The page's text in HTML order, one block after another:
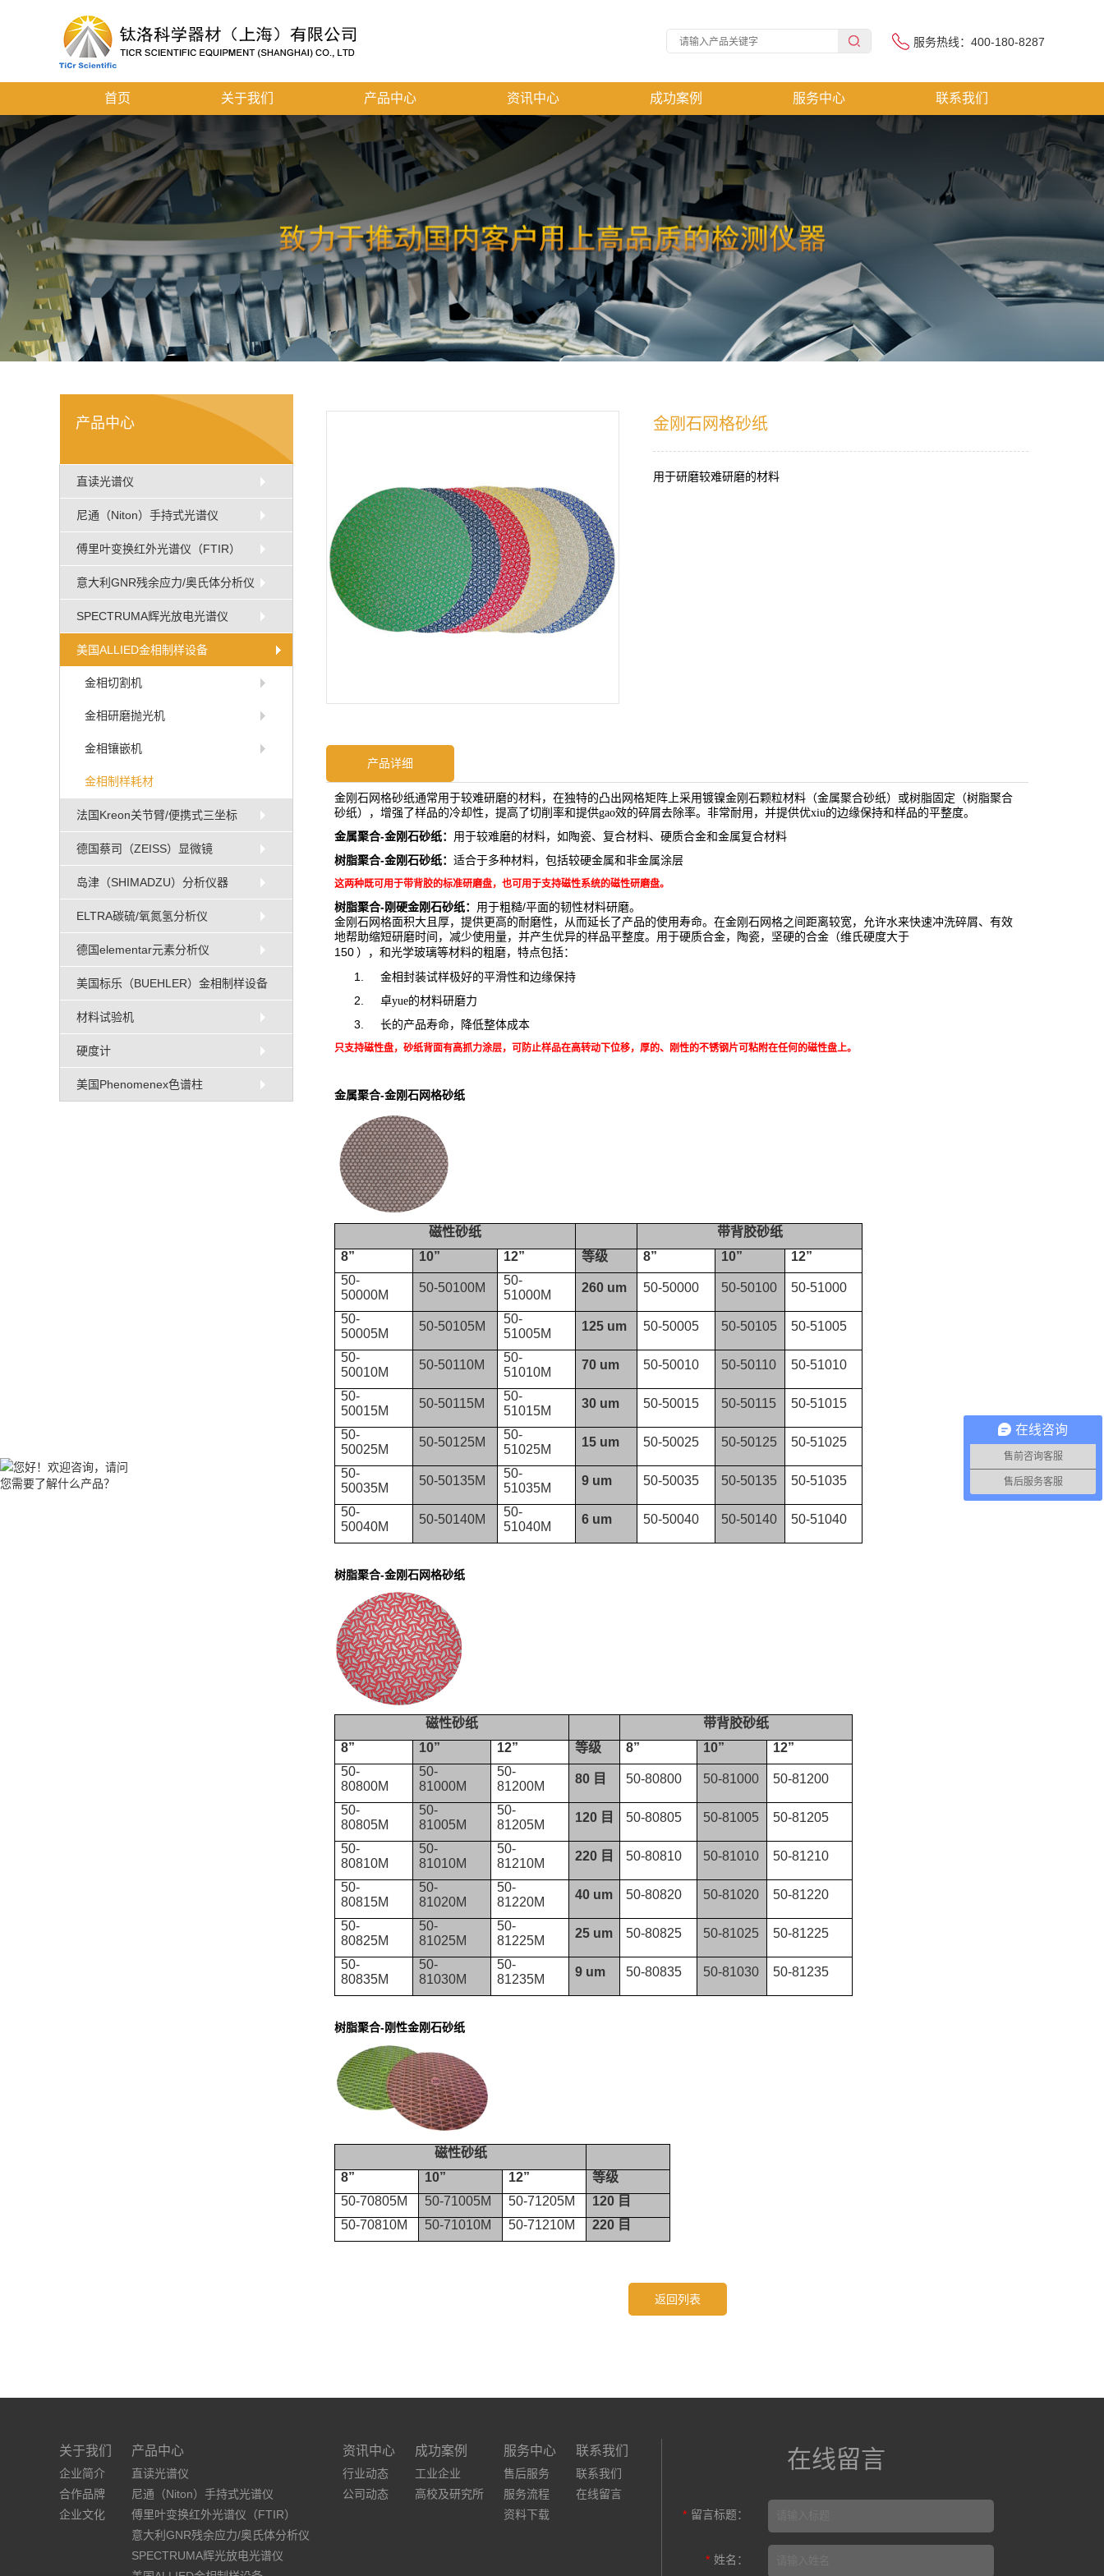
服务热线：400-180-8287
首页 关于我们 产品中心 资讯中心 成功案例 服务中心 联系我们
产品中心
直读光谱仪
尼通（Niton）手持式光谱仪
傅里叶变换红外光谱仪（FTIR）
意大利GNR残余应力/奥氏体分析仪
SPECTRUMA辉光放电光谱仪
美国ALLIED金相制样设备
金相切割机
金相研磨抛光机
金相镶嵌机
金相制样耗材
法国Kreon关节臂/便携式三坐标
德国蔡司（ZEISS）显微镜
岛津（SHIMADZU）分析仪器
ELTRA碳硫/氧氮氢分析仪
德国elementar元素分析仪
美国标乐（BUEHLER）金相制样设备
材料试验机
硬度计
美国Phenomenex色谱柱
金刚石网格砂纸
用于研磨较难研磨的材料
产品详细
金刚石网格砂纸通常用于较难研磨的材料，在独特的凸出网格矩阵上采用镀镍金刚石颗粒材料（金属聚合砂纸）或树脂固定（树脂聚合
砂纸），增强了样品的冷却性，提高了切削率和提供gao效的碎屑去除率。非常耐用，并提供优xiu的边缘保持和样品的平整度。
金属聚合-金刚石砂纸： 用于较难磨的材料，如陶瓷、复合材料、硬质合金和金属复合材料
树脂聚合-金刚石砂纸： 适合于多种材料，包括较硬金属和非金属涂层
这两种既可用于带背胶的标准研磨盘，也可用于支持磁性系统的磁性研磨盘。
树脂聚合-刚硬金刚石砂纸： 用于粗糙/平面的韧性材料研磨。
金刚石网格面积大且厚，提供更高的耐磨性，从而延长了产品的使用寿命。在金刚石网格之间距离较宽，允许水来快速冲洗碎屑、有效
地帮助缩短研磨时间，减少使用量，并产生优异的样品平整度。用于硬质合金，陶瓷，坚硬的合金（维氏硬度大于
150 ） ，和光学玻璃等材料的粗磨，特点包括：
1. 金相封装试样极好的平滑性和边缘保持
2. 卓yue的材料研磨力
3. 长的产品寿命， 降低整体成本
只支持磁性盘，砂纸背面有高抓力涂层，可防止样品在高转动下位移，厚的、刚性的不锈钢片可粘附在任何的磁性盘上。
金属聚合-金刚石网格砂纸
磁性砂纸
带背胶砂纸
8”
10” 12” 等级 8” 10”
12”
50-
50000M
50-50100M
50-
51000M
260 um 50-50000 50-50100 50-51000
50-
50005M
50-50105M
50-
51005M
125 um 50-50005 50-50105 50-51005
50-
50010M
50-50110M
50-
51010M
70 um 50-50010 50-50110 50-51010
50-
50015M
50-50115M
50-
51015M
30 um 50-50015 50-50115 50-51015
50-
50025M
50-50125M
50-
51025M
15 um 50-50025 50-50125 50-51025
50-
50035M
50-50135M
50-
51035M
9 um 50-50035 50-50135 50-51035
50-
50040M
50-50140M
50-
51040M
6 um 50-50040 50-50140 50-51040
树脂聚合-金刚石网格砂纸
磁性砂纸
带背胶砂纸
8”
10” 12” 等级 8” 10”
12”
50-
80800M
50-
81000M
50-
81200M
80 目 50-80800 50-81000 50-81200
50-
80805M
50-
81005M
50-
81205M
120 目 50-80805 50-81005 50-81205
50-
80810M
50-
81010M
50-
81210M
220 目 50-80810 50-81010 50-81210
50-
80815M
50-
81020M
50-
81220M
40 um 50-80820 50-81020 50-81220
50-
80825M
50-
81025M
50-
81225M
25 um 50-80825 50-81025 50-81225
50-
80835M
50-
81030M
50-
81235M
9 um 50-80835 50-81030 50-81235
树脂聚合-刚性金刚石砂纸
磁性砂纸
8”
10” 12”
等级
50-70805M
50-71005M 50-71205M 120 目
50-70810M
50-71010M 50-71210M 220 目
返回列表
关于我们
企业简介
合作品牌
企业文化
产品中心
直读光谱仪
尼通（Niton）手持式光谱仪
傅里叶变换红外光谱仪（FTIR）
意大利GNR残余应力/奥氏体分析仪
SPECTRUMA辉光放电光谱仪
资讯中心
行业动态
公司动态
成功案例
工业企业
高校及研究所
服务中心
售后服务
服务流程
资料下载
联系我们
联系我们
在线留言
在线留言
* 留言标题：
* 姓名：
在线咨询
售前咨询客服
售后服务客服